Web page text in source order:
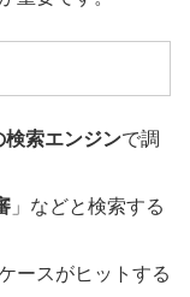
索エンジンで調
」などと検索する
ースがヒットする